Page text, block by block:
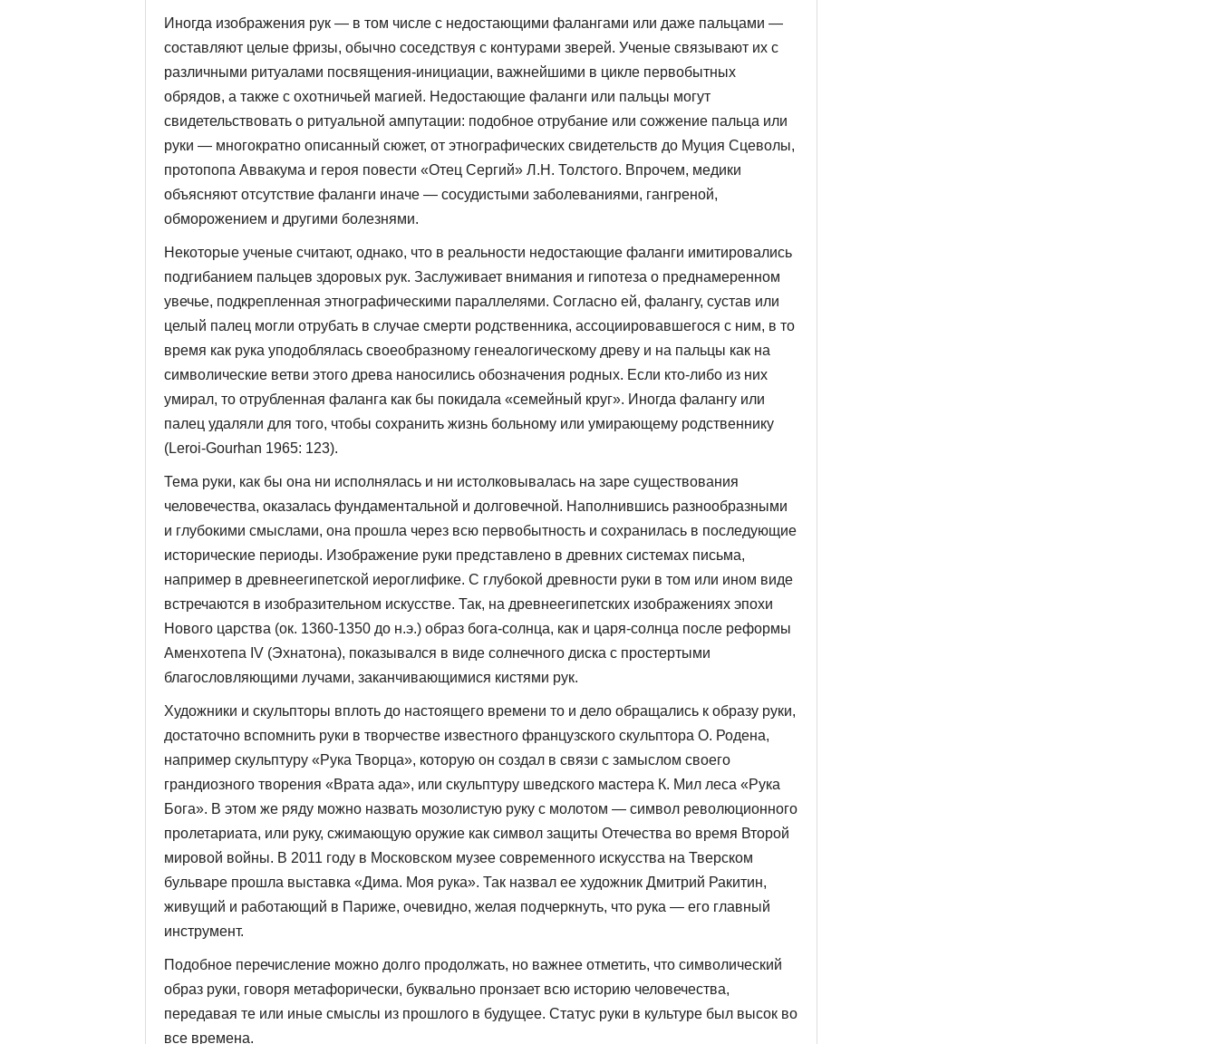
Иногда изображения рук — в том числе с недостающими фаланга­ми или даже пальцами —
составляют целые фризы, обычно соседствуя с контурами зверей. Ученые связывают их с
различными ритуалами посвящения-инициации, важнейшими в цикле первобытных
обрядов, а также с охотничьей магией. Недостающие фаланги или пальцы мо­гут
свидетельствовать о ритуальной ампутации: подобное отрубание или сожжение пальца или
руки — многократно описанный сюжет, от этнографических свидетельств до Муция Сцеволы,
протопопа Авва­кума и героя повести «Отец Сергий» Л.Н. Толстого. Впрочем, медики
объясняют отсутствие фаланги иначе — сосудистыми заболеваниями, гангреной,
обморожением и другими болезнями.
Некоторые ученые считают, однако, что в реальности недостаю­щие фаланги имитировались
подгибанием пальцев здоровых рук. Заслуживает внимания и гипотеза о преднамеренном
увечье, подкрепленная этнографическими параллелями. Согласно ей, фалангу, сустав или
целый палец могли отрубать в случае смерти родственника, ассоциировавшегося с ним, в то
время как рука уподоблялась своео­бразному генеалогическому древу и на пальцы как на
символические ветви этого древа наносились обозначения родных. Если кто-либо из них
умирал, то отрубленная фаланга как бы покидала «семейный круг». Иногда фалангу или
палец удаляли для того, чтобы сохранить жизнь больному или умирающему родственнику
(Leroi-Gourhan 1965: 123).
Тема руки, как бы она ни исполнялась и ни истолковывалась на заре существования
человечества, оказалась фундаментальной и долговеч­ной. Наполнившись разнообразными
и глубокими смыслами, она прошла через всю первобытность и сохранилась в последующие
исто­рические периоды. Изображение руки представлено в древних систе­мах письма,
например в древнеегипетской иероглифике. С глубокой древности руки в том или ином виде
встречаются в изобразительном искусстве. Так, на древнеегипетских изображениях эпохи
Нового царства (ок. 1360-1350 до н.э.) образ бога-солнца, как и царя-солнца после реформы
Аменхотепа IV (Эхнатона), показывался в виде солнечного диска с простертыми
благословляющими лучами, заканчивающими­ся кистями рук.
Художники и скульпторы вплоть до настоящего времени то и дело обращались к образу руки,
достаточно вспомнить руки в творчестве известного французского скульптора О. Родена,
например скульптуру «Рука Творца», которую он создал в связи с замыслом своего
грандиозного творения «Врата ада», или скульптуру шведского мастера К. Мил леса «Рука
Бога». В этом же ряду можно назвать мозолистую руку с молотом — символ революционного
пролетариата, или руку, сжима­ющую оружие как символ защиты Отечества во время Второй
миро­вой войны. В 2011 году в Московском музее современного искусства на Тверском
бульваре прошла выставка «Дима. Моя рука». Так назвал ее художник Дмитрий Ракитин,
живущий и работающий в Париже, оче­видно, желая подчеркнуть, что рука — его главный
инструмент.
Подобное перечисление можно долго продолжать, но важнее от­метить, что символический
образ руки, говоря метафорически, бук­вально пронзает всю историю человечества,
передавая те или иные смыслы из прошлого в будущее. Статус руки в культуре был высок во
все времена.